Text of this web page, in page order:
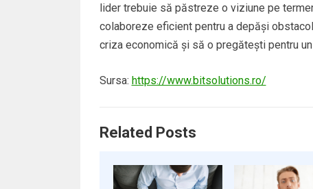
lider trebuie să păstreze o viziune pe
colaboreze eficient pentru a depăși
criza economică și să o pregătești pentru
Sursa: https://www.bitsolutions.ro/
Related Posts